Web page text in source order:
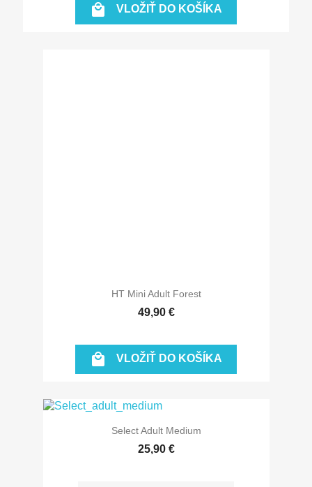
 VLOŽIŤ DO KOŠÍKA
HT Mini Adult Forest
49,90 €
 VLOŽIŤ DO KOŠÍKA
Select Adult Medium
25,90 €